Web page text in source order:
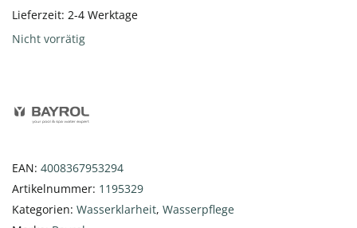
Lieferzeit: 2-4 Werktage
Nicht vorrätig
EAN: 4008367953294
Artikelnummer: 1195329
Kategorien: Wasserklarheit, Wasserpflege